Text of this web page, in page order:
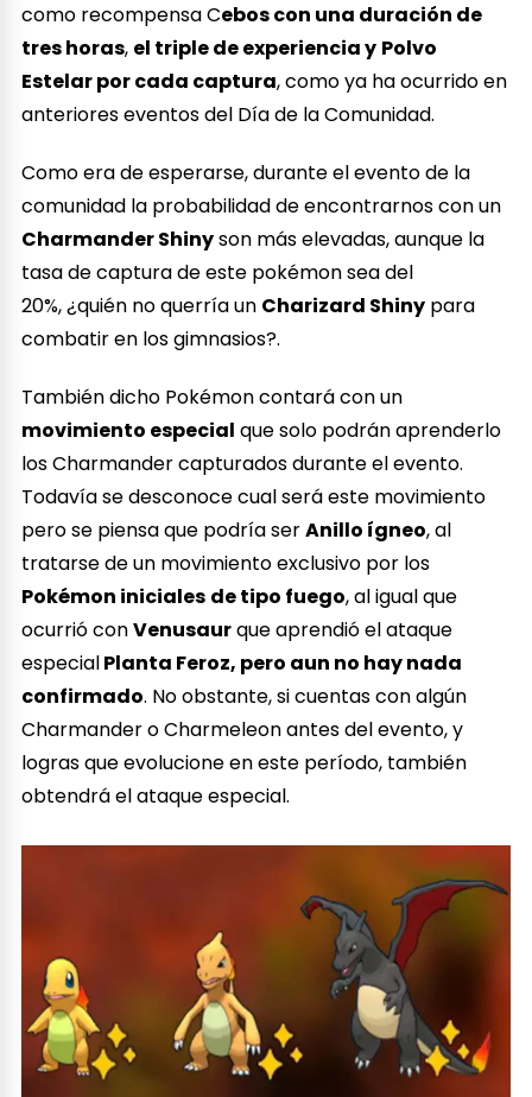
como recompensa Cebos con una duración de
tres horas, el triple de experiencia y Polvo
Estelarpor cada captura, como ya ha ocurrido en
anteriores eventos del Día de la Comunidad.
Como era de esperarse, durante el evento de la
comunidad la probabilidad de encontrarnos con un
Charmander Shinyson más elevadas, aunque la
tasa de captura de este pokémon sea del
20%, ¿quién no querría un Charizard Shiny para
combatir en los gimnasios?.
También dicho Pokémon contará con un
movimiento especial que solo podrán aprenderlo
los Charmander capturados durante el evento.
Todavía se desconoce cual será este movimiento
pero se piensa que podría serAnillo ígneo, al
tratarse de un movimiento exclusivo por los
Pokémon iniciales de tipo fuego, al igual que
ocurrió conVenusaurque aprendió el ataque
especialPlanta Feroz, pero aun no hay nada
confirmado. No obstante, si cuentas con algún
Charmander o Charmeleon antes del evento, y
logras que evolucione en este período, también
obtendrá el ataque especial.